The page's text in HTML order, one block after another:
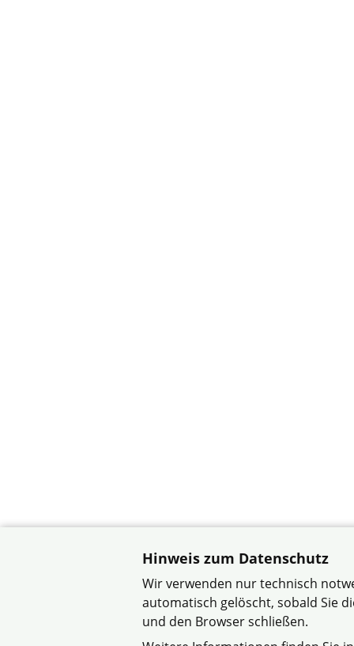
Hinweis zum Datenschutz
Wir verwenden nur technisch
automatisch gelöscht, sobald Sie
und den Browser schließen.